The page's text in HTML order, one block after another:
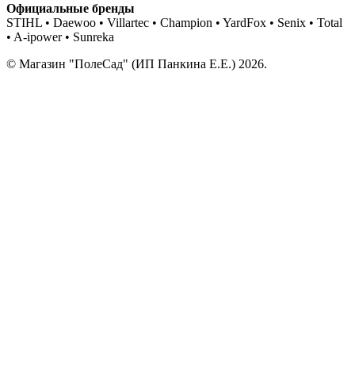
Официальные бренды
STIHL • Daewoo • Villartec • Champion • YardFox • Senix • Total
• A-ipower • Sunreka
© Магазин "ПолеСад" (ИП Панкина Е.Е.) 2026.